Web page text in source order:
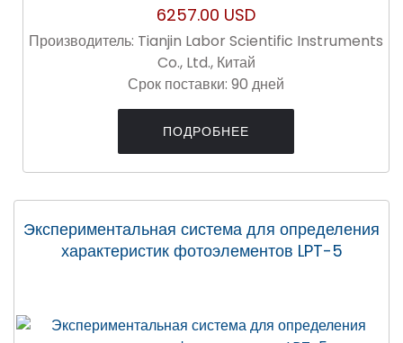
6257.00 USD
Производитель: Tianjin Labor Scientific Instruments
Co., Ltd., Китай
Срок поставки: 90 дней
ПОДРОБНЕЕ
Экспериментальная система для определения
характеристик фотоэлементов LPT-5